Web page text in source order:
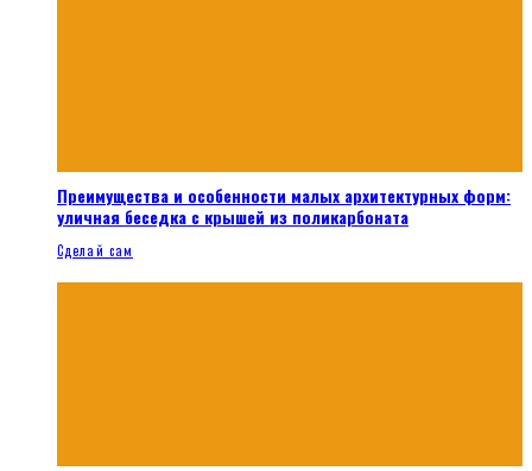
Преимущества и особенности малых архитектурных форм:
уличная беседка с крышей из поликарбоната
Сделай сам